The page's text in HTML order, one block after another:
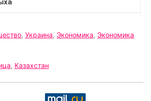
, Украина, Экономика, Экономика
, Казахстан